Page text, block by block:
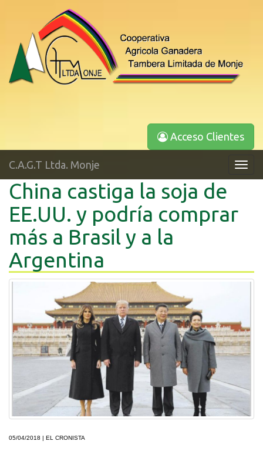
Acceso Clientes
C.A.G.T Ltda. Monje
China castiga la soja de
EE.UU. y podría comprar
más a Brasil y a la
Argentina
05/04/2018 EL CRONISTA